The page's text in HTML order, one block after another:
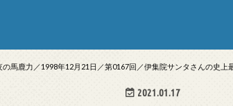
の馬鹿力／1998年12月21日／第0167回／伊集院サンタさんの史
2021.01.17